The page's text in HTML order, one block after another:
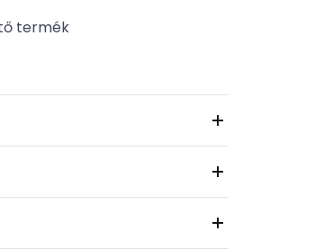
termék